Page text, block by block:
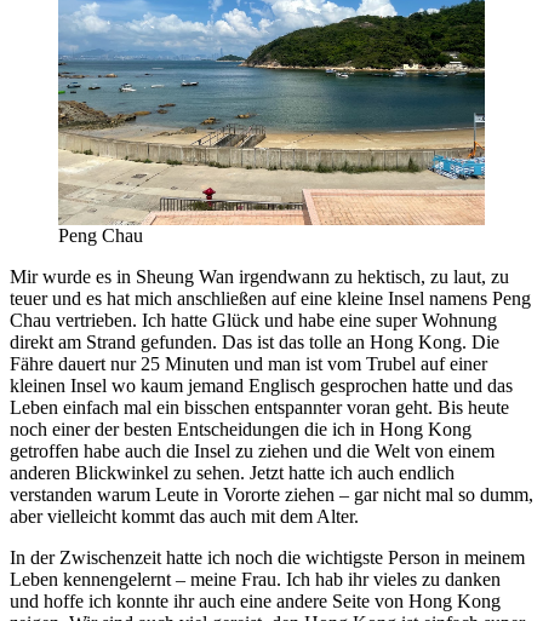
Peng Chau
Mir wurde es in Sheung Wan irgendwann zu hektisch, zu laut, zu
teuer und es hat mich anschließen auf eine kleine Insel namens Peng
Chau vertrieben. Ich hatte Glück und habe eine super Wohnung
direkt am Strand gefunden. Das ist das tolle an Hong Kong. Die
Fähre dauert nur 25 Minuten und man ist vom Trubel auf einer
kleinen Insel wo kaum jemand Englisch gesprochen hatte und das
Leben einfach mal ein bisschen entspannter voran geht. Bis heute
noch einer der besten Entscheidungen die ich in Hong Kong
getroffen habe auch die Insel zu ziehen und die Welt von einem
anderen Blickwinkel zu sehen. Jetzt hatte ich auch endlich
verstanden warum Leute in Vororte ziehen – gar nicht mal so dumm,
aber vielleicht kommt das auch mit dem Alter.
In der Zwischenzeit hatte ich noch die wichtigste Person in meinem
Leben kennengelernt – meine Frau. Ich hab ihr vieles zu danken
und hoffe ich konnte ihr auch eine andere Seite von Hong Kong